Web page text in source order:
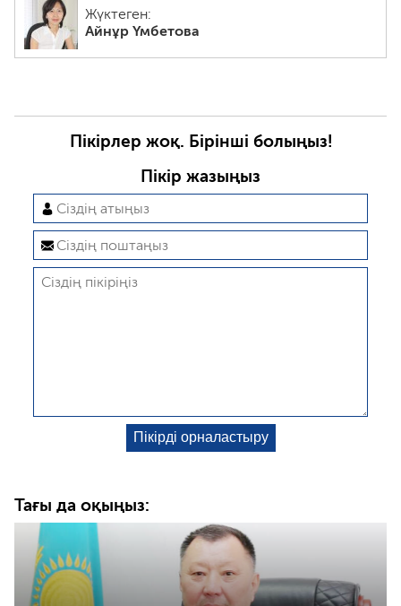
Жүктеген:
Айнұр Үмбетова
Пікірлер жоқ. Бірінші болыңыз!
Пікір жазыңыз
Тағы да оқыңыз: